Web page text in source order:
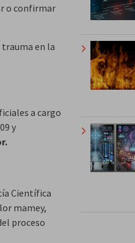
o confirmar
en la
a cargo
y
Científica
mamey,
proceso